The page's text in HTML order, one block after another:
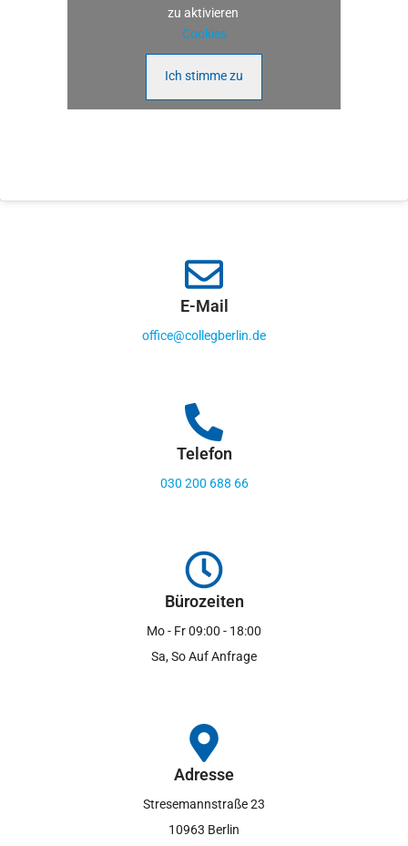
zu aktivieren
Cookies
Ich stimme zu
E-Mail
office@collegberlin.de
Telefon
030 200 688 66
Bürozeiten
Mo - Fr 09:00 - 18:00
Sa, So Auf Anfrage
Adresse
Stresemannstraße 23
10963 Berlin